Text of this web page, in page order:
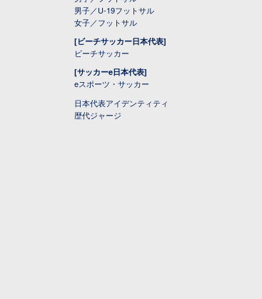
男子／U-19フットサル
女子／フットサル
[ビーチサッカー日本代表]
ビーチサッカー
[サッカーe日本代表]
eスポーツ・サッカー
日本代表アイデンティティ
歴代ジャージ